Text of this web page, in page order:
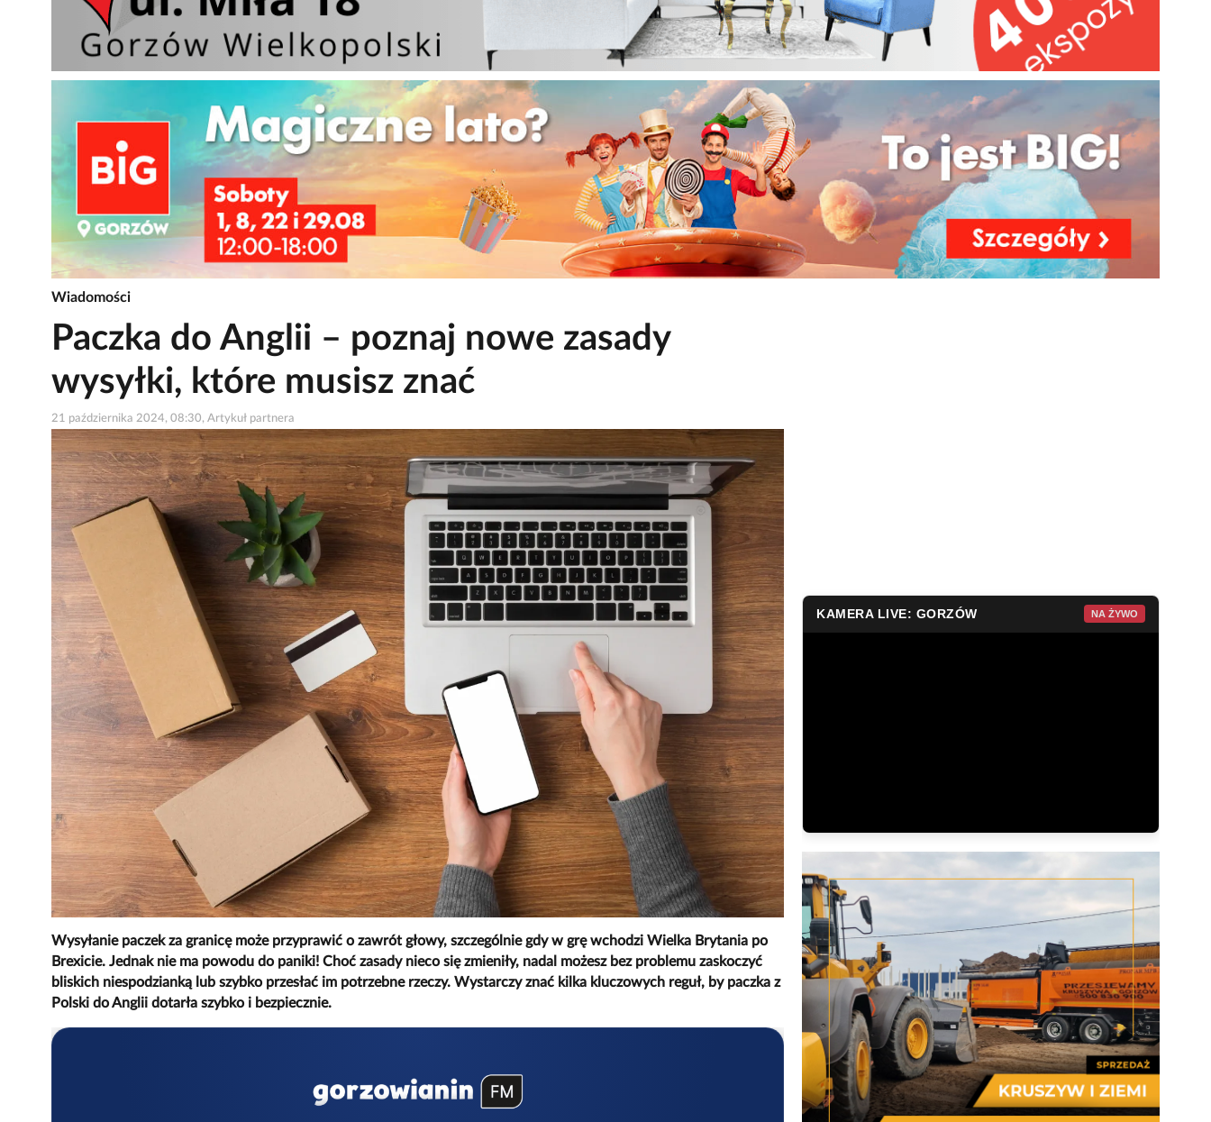
Wiadomości
Paczka do Anglii – poznaj nowe zasady
wysyłki, które musisz znać
21 października 2024, 08:30, Artykuł partnera
Wysyłanie paczek za granicę może przyprawić o zawrót głowy, szczególnie gdy w grę wchodzi Wielka Brytania po
Brexicie. Jednak nie ma powodu do paniki! Choć zasady nieco się zmieniły, nadal możesz bez problemu zaskoczyć
bliskich niespodzianką lub szybko przesłać im potrzebne rzeczy. Wystarczy znać kilka kluczowych reguł, by paczka z
Polski do Anglii dotarła szybko i bezpiecznie.
KAMERA LIVE: GORZÓW NA ŻYWO